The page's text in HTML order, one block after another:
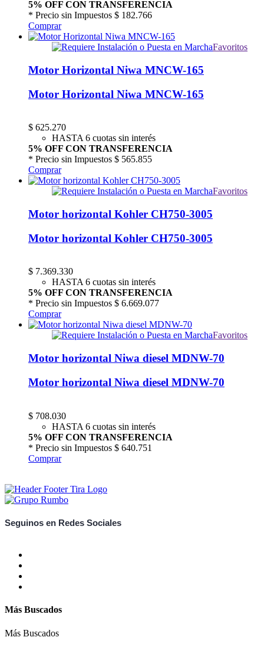
5% OFF CON TRANSFERENCIA
* Precio sin Impuestos $ 182.766
Comprar
Favoritos
Motor Horizontal Niwa MNCW-165
Motor Horizontal Niwa MNCW-165
$ 625.270
HASTA 6 cuotas sin interés
5% OFF CON TRANSFERENCIA
* Precio sin Impuestos $ 565.855
Comprar
Favoritos
Motor horizontal Kohler CH750-3005
Motor horizontal Kohler CH750-3005
$ 7.369.330
HASTA 6 cuotas sin interés
5% OFF CON TRANSFERENCIA
* Precio sin Impuestos $ 6.669.077
Comprar
Favoritos
Motor horizontal Niwa diesel MDNW-70
Motor horizontal Niwa diesel MDNW-70
$ 708.030
HASTA 6 cuotas sin interés
5% OFF CON TRANSFERENCIA
* Precio sin Impuestos $ 640.751
Comprar
Seguinos en Redes Sociales
Más Buscados
Más Buscados